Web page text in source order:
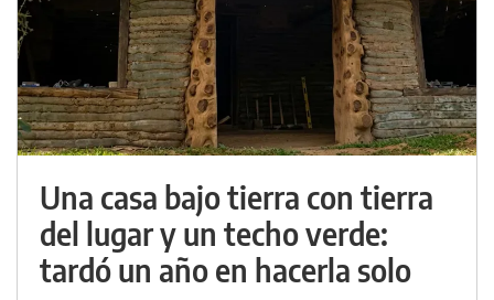
Una casa bajo tierra con tierra
del lugar y un techo verde:
tardó un año en hacerla solo